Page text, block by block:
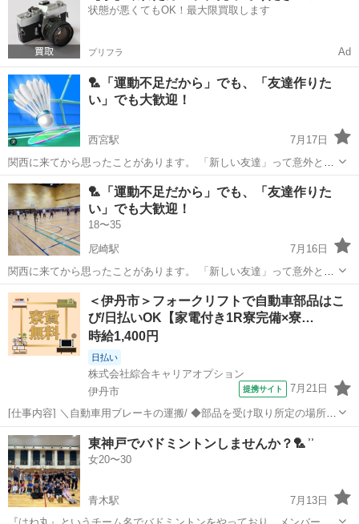
す😊 …とは言っても、 ガチの大...
状態が悪くてもOK！最大限買取します
プリフラ Ad
🏸「運動不足だから」でも、「友達作りた
い」でも大歓迎！
西宮駅
7月17日
関西に来てから思ったことがあります。 「新しい友達」って意外とで
きない。 職場だけの人間関係になったり、休みの日は家でゴロゴ
ロ…。 だから気軽に集まれて、自然と仲良くなれる場所を作っていま
す😊 …とは言っても、 ガチの大...
兵庫 西宮市 西宮駅 バドミントン
🏸「運動不足だから」でも、「友達作りた
い」でも大歓迎！
18〜35
尼崎駅
7月16日
関西に来てから思ったことがあります。 「新しい友達」って意外とで
きない。 職場だけの人間関係になったり、休みの日は家でゴロゴ
ロ…。 だから気軽に集まれて、自然と仲良くなれる場所を作っていま
す😊 …とは言っても、 ガチの大...
兵庫 尼崎市 尼崎駅 バドミントン 運動不足
＜伊丹市＞フォークリフトで自動車部品はこ
び/日払いOK【家電付き1R寮完備×寮…
時給1,400円
日払い
株式会社綜合キャリアオプション
伊丹市
提携サイト 7月21日
[仕事内容] ＼自動車用ブレーキの運搬/ ◆部品を受け取り所定の場所へ
運ぶ ◆ラインへ部品をのせる ◆空箱やパレットの片付け 。＋お仕事
探しはコンシェルスタッフにおまかせ＋。 あなたのお仕事探しをしっ
かりサポート！ たと...
兵庫 伊丹市 工場
東神戸でバドミントンしませんか？🏸 ͗ ͗
女20〜30
青木駅
7月13日